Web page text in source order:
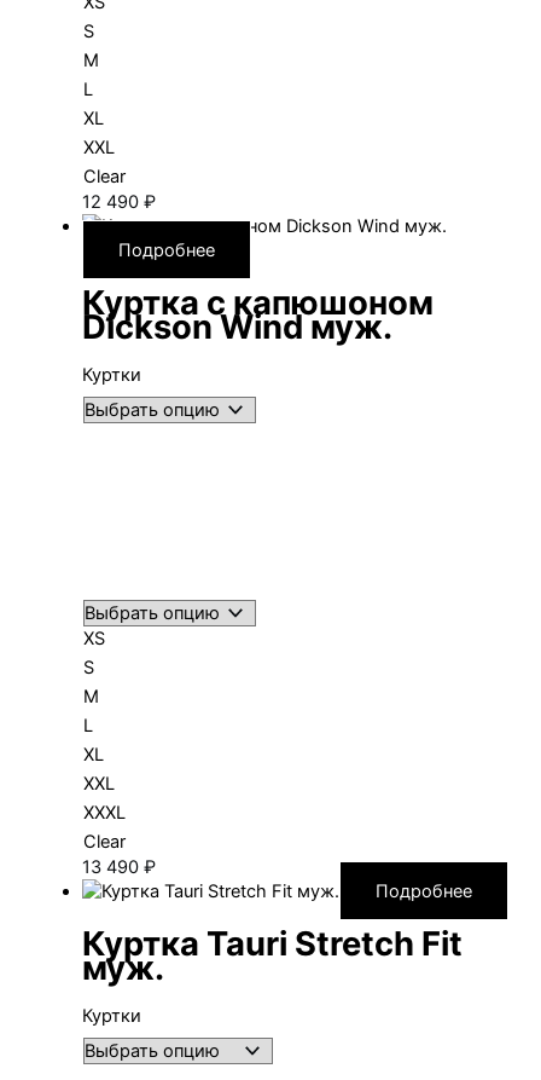
S
M
L
XL
XXL
Clear
12 490 ₽
Подробнее
Куртка с капюшоном
Dickson Wind муж.
Куртки
XS
S
M
L
XL
XXL
XXXL
Clear
13 490 ₽
Подробнее
Куртка Tauri Stretch Fit
муж.
Куртки